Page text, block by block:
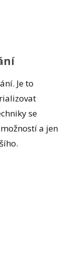
Je to
se
a jen